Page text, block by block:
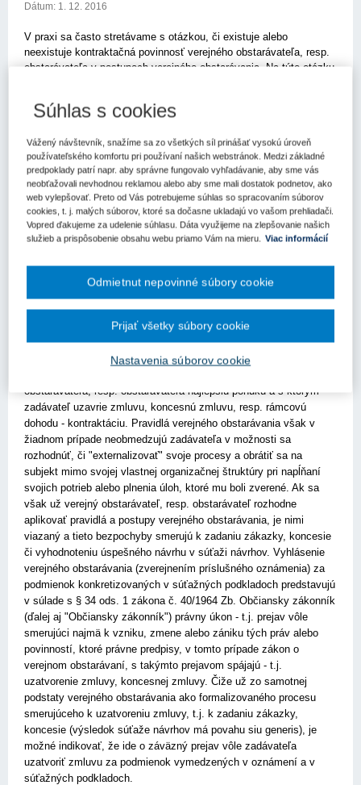
Dátum: 1. 12. 2016
V praxi sa často stretávame s otázkou, či existuje alebo
neexistuje kontraktačná povinnosť verejného obstarávateľa, resp.
obstarávateľa v postupoch verejného obstarávania. Na túto otázku
jednoznačne ustanovená. Je tu však jedno veľké "ale", ktoré
obstarávateľa musí rešpektovať základné pravidlá práva EÚ, a
teda aj rozhodnutie o neuzatvorení zmluvy, ktorého dôsledkom je
zrušenie verejného obstarávania. Z toho vyplýva hneď o niečo
komplexnejšia a možno aj presnejšia odpoveď, a to, že verejný
obstarávateľ, resp. obstarávateľ je v zásade povinný uzatvoriť
zmluvu, ktorá je výsledkom verejného obstarávania okrem
prípadov, ak sa zo zákonných dôvodov, rešpektujúc základné
obstarávanie.
podľa zákona č. 343/2015 Z.z. o verejnom obstarávaní v znení
neskorších predpisov (ďalej aj "zákon o verejnom obstarávaní"),
ktorými sa zadávajú zákazky, koncesie a súťaže návrhov, t.j.
pomerne prísne formalizovaný proces výberu najvhodnejšieho
obstarávateľa, resp. obstarávateľa najlepšiu ponuku a s ktorým
zadávateľ uzavrie zmluvu, koncesnú zmluvu, resp. rámcovú
dohodu - kontraktáciu. Pravidlá verejného obstarávania však v
žiadnom prípade neobmedzujú zadávateľa v možnosti sa
rozhodnúť, či "externalizovať" svoje procesy a obrátiť sa na
subjekt mimo svojej vlastnej organizačnej štruktúry pri napĺňaní
svojich potrieb alebo plnenia úloh, ktoré mu boli zverené. Ak sa
však už verejný obstarávateľ, resp. obstarávateľ rozhodne
aplikovať pravidlá a postupy verejného obstarávania, je nimi
viazaný a tieto bezpochyby smerujú k zadaniu zákazky, koncesie
či vyhodnoteniu úspešného návrhu v súťaži návrhov. Vyhlásenie
verejného obstarávania (zverejnením príslušného oznámenia) za
podmienok konkretizovaných v súťažných podkladoch predstavujú
v súlade s § 34 ods. 1 zákona č. 40/1964 Zb. Občiansky zákonník
(ďalej aj "Občiansky zákonník") právny úkon - t.j. prejav vôle
smerujúci najmä k vzniku, zmene alebo zániku tých práv alebo
povinností, ktoré právne predpisy, v tomto prípade zákon o
verejnom obstarávaní, s takýmto prejavom spájajú - t.j.
uzatvorenie zmluvy, koncesnej zmluvy. Čiže už zo samotnej
podstaty verejného obstarávania ako formalizovaného procesu
smerujúceho k uzatvoreniu zmluvy, t.j. k zadaniu zákazky,
koncesie (výsledok súťaže návrhov má povahu siu generis), je
možné indikovať, že ide o záväzný prejav vôle zadávateľa
uzatvoriť zmluvu za podmienok vymedzených v oznámení a v
súťažných podkladoch.
Súhlas s cookies
Vážený návštevník, snažíme sa zo všetkých síl prinášať vysokú úroveň
používateľského komfortu pri používaní našich webstránok. Medzi základné
predpoklady patrí napr. aby správne fungovalo vyhľadávanie, aby sme vás
neobťažovali nevhodnou reklamou alebo aby sme mali dostatok podnetov, ako
web vylepšovať. Preto od Vás potrebujeme súhlas so spracovaním súborov
cookies, t. j. malých súborov, ktoré sa dočasne ukladajú vo vašom prehliadači.
Vopred ďakujeme za udelenie súhlasu. Dáta využijeme na zlepšovanie našich
služieb a prispôsobenie obsahu webu priamo Vám na mieru.
Viac informácií
Nastavenia súborov cookie
Odmietnut nepovinné súbory cookie
Prijať všetky súbory cookie